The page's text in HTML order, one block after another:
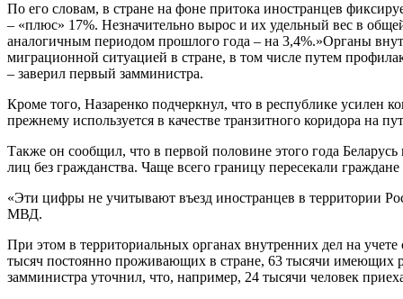
По его словам, в стране на фоне притока иностранцев
– «плюс» 17%. Незначительно вырос и их удельный вес в
аналогичным периодом прошлого года – на 3,4%.»Органы
миграционной ситуацией в стране, в том числе путем
– заверил первый замминистра.
Кроме того, Назаренко подчеркнул, что в республике усилен
прежнему используется в качестве транзитного коридора на
Также он сообщил, что в первой половине этого года
лиц без гражданства. Чаще всего границу пересекали
«Эти цифры не учитывают въезд иностранцев в территории
МВД.
При этом в территориальных органах внутренних дел на
тысяч постоянно проживающих в стране, 63 тысячи имеющих
замминистра уточнил, что, например, 24 тысячи человек